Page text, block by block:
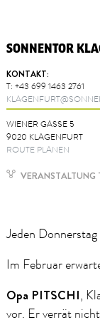
SONNENTOR
KONTAKT:
T: +43 699 1463 2761
WIENER GASSE 5
9020 KLAGENFURT
ROUTE PLANEN
VERANSTALTUNG
Jeden
Im Februar
Opa PITSCHI,
vor. Er verrät